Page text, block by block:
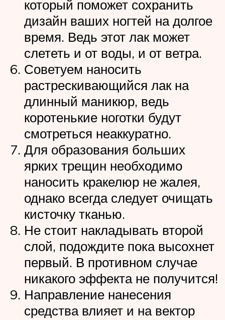
который поможет сохранить
дизайн ваших ногтей на долгое
время. Ведь этот лак может
слететь и от воды, и от ветра.
Советуем наносить
растрескивающийся лак на
длинный маникюр, ведь
коротенькие ноготки будут
смотреться неаккуратно.
Для образования больших
ярких трещин необходимо
наносить кракелюр не жалея,
однако всегда следует очищать
кисточку тканью.
Не стоит накладывать второй
слой, подождите пока высохнет
первый. В противном случае
никакого эффекта не получится!
Направление нанесения
средства влияет и на вектор